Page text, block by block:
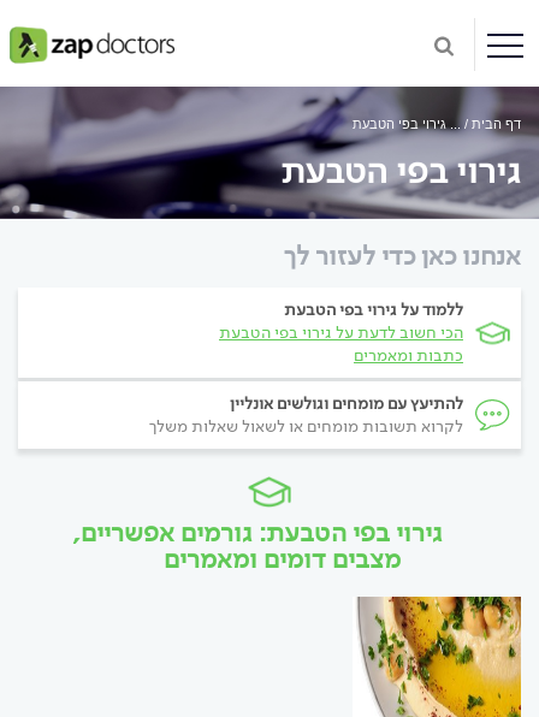
דף הבית גירוי בפי הטבעת
גירוי בפי הטבעת
אנחנו כאן כדי לעזור לך
ללמוד על גירוי בפי הטבעת
הכי חשוב לדעת על גירוי בפי הטבעת
כתבות ומאמרים
להתיעץ עם מומחים וגולשים אונליין
לקרוא תשובות מומחים או לשאול שאלות משלך
גירוי בפי הטבעת: גורמים אפשריים,
מצבים דומים ומאמרים